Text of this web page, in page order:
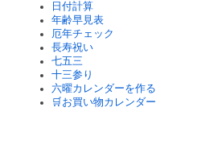
日付計算
年齢早見表
厄年チェック
長寿祝い
七五三
十三参り
六曜カレンダーを作る
🛒お買い物カレンダー